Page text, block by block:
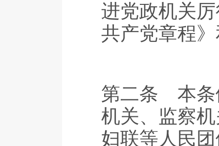
进党政机关
共产党章程
第二条 本条
机关、监察
妇联等人民